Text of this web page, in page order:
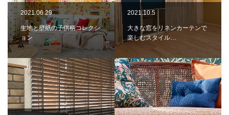
2021.06.29
生地と壁紙の子供柄コレクシ
ョン
2021.10.5
大きな窓をリネンカーテンで
楽しむスタイル…